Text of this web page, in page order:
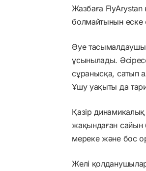
Жазбаға
болмайтынын еске
Әуе
ұсынылады.
сұранысқа, сатып
Ұшу уақыты да
Қазір
жақындаған сайын
мереке және бос
Желі